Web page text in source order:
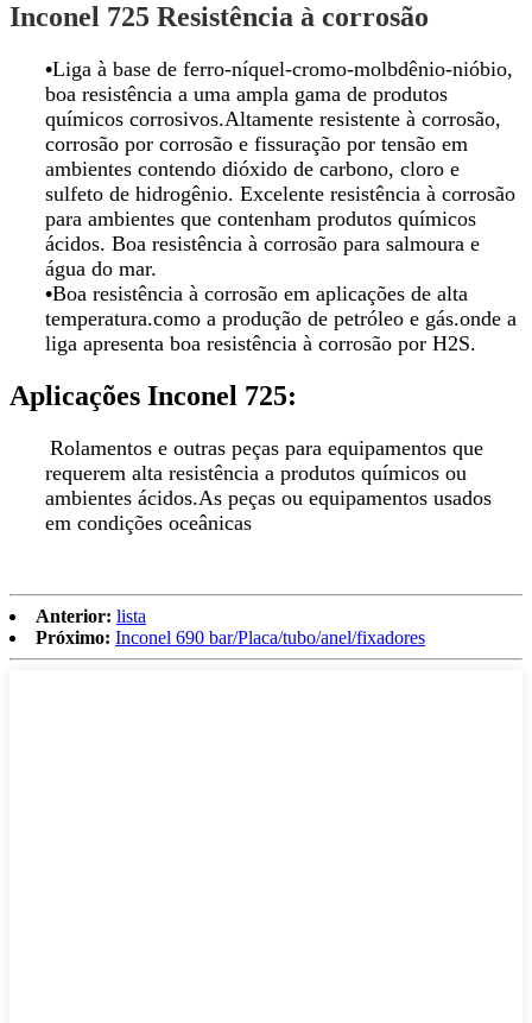
Inconel 725 Resistência à corrosão
•Liga à base de ferro-níquel-cromo-molbdênio-nióbio,
boa resistência a uma ampla gama de produtos
químicos corrosivos.Altamente resistente à corrosão,
corrosão por corrosão e fissuração por tensão em
ambientes contendo dióxido de carbono, cloro e
sulfeto de hidrogênio. Excelente resistência à corrosão
para ambientes que contenham produtos químicos
ácidos. Boa resistência à corrosão para salmoura e
água do mar.
•Boa resistência à corrosão em aplicações de alta
temperatura.como a produção de petróleo e gás.onde a
liga apresenta boa resistência à corrosão por H2S.
Aplicações Inconel 725:
Rolamentos e outras peças para equipamentos que
requerem alta resistência a produtos químicos ou
ambientes ácidos.As peças ou equipamentos usados ​​
em condições oceânicas
Anterior: lista
Próximo: Inconel 690 bar/Placa/tubo/anel/fixadores